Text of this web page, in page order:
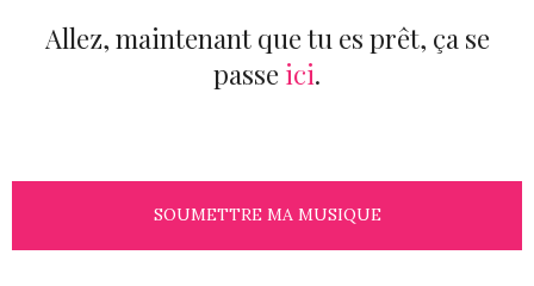
Allez, maintenant que tu es prêt, ça se
passe ici.
SOUMETTRE MA MUSIQUE